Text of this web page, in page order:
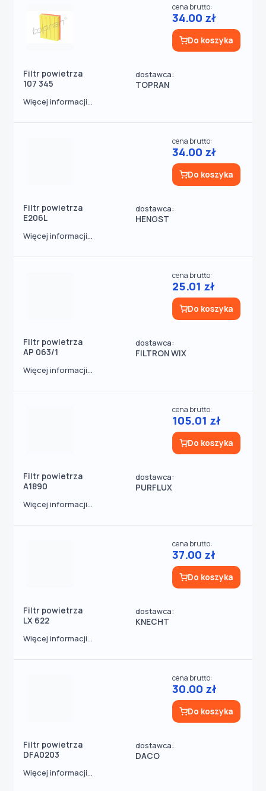
Filtr powietrza
107 345
dostawca:
TOPRAN
cena brutto:
34.00 zł
Do koszyka
Więcej informacji...
Filtr powietrza
E206L
dostawca:
HENGST
cena brutto:
34.00 zł
Do koszyka
Więcej informacji...
Filtr powietrza
AP 063/1
dostawca:
FILTRON WIX
cena brutto:
25.01 zł
Do koszyka
Więcej informacji...
Filtr powietrza
A1890
dostawca:
PURFLUX
cena brutto:
105.01 zł
Do koszyka
Więcej informacji...
Filtr powietrza
LX 622
dostawca:
KNECHT
cena brutto:
37.00 zł
Do koszyka
Więcej informacji...
Filtr powietrza
DFA0203
dostawca:
DACO
cena brutto:
30.00 zł
Do koszyka
Więcej informacji...